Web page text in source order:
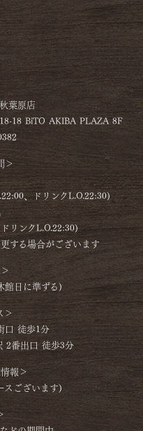
葉原店
18 BiTO AKIBA PLAZA 8F
＞
、ドリンクL.O.22:30)
リンクL.O.22:30)
する場合がございます
館日に準ずる)
＞
口 徒歩1分
2番出口 徒歩3分
報＞
スございます)